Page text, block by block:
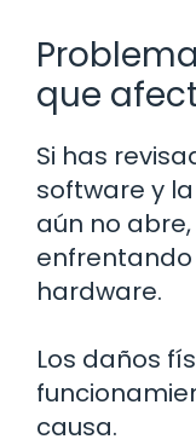
que
Si has
software y
aún no
hardware.
Los daños
causa.